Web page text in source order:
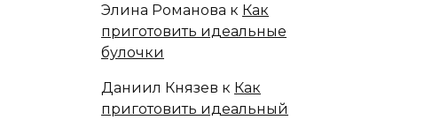
Элина Романова к Как
приготовить идеальные
булочки
Даниил Князев к Как
приготовить идеальный